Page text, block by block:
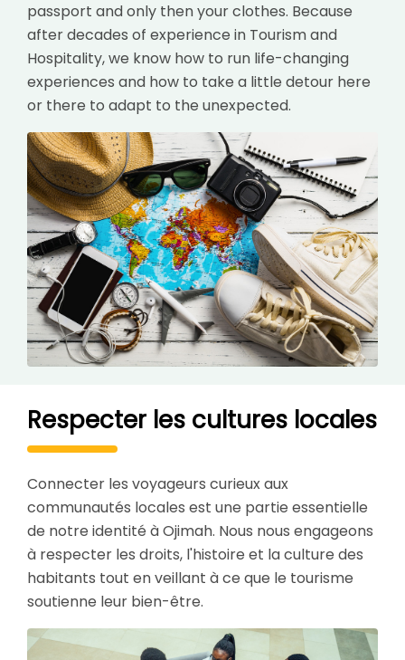
passport and only then your clothes. Because
after decades of experience in Tourism and
Hospitality, we know how to run life-changing
experiences and how to take a little detour here
or there to adapt to the unexpected.
Respecter les cultures locales
Connecter les voyageurs curieux aux
communautés locales est une partie essentielle
de notre identité à Ojimah. Nous nous engageons
à respecter les droits, l'histoire et la culture des
habitants tout en veillant à ce que le tourisme
soutienne leur bien-être.